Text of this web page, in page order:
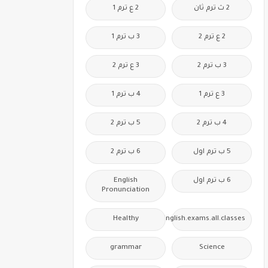
2 ث ترم ثان 2 ع ترم 1
2 ع ترم 2 3 ب ترم 1
3 ب ترم 2 3 ع ترم 2
3 ع ترم 1 4 ب ترم 1
4 ب ترم 2 5 ب ترم 2
5 ب ترم اول 6 ب ترم 2
6 ب ترم اول
English
Pronunciation
Free.English.exams.all.classes
Healthy
Science
grammar